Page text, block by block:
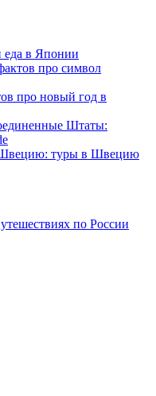
еда в Японии
про символ
про новый год в
Штаты:
Швецию: туры в Швецию
по России